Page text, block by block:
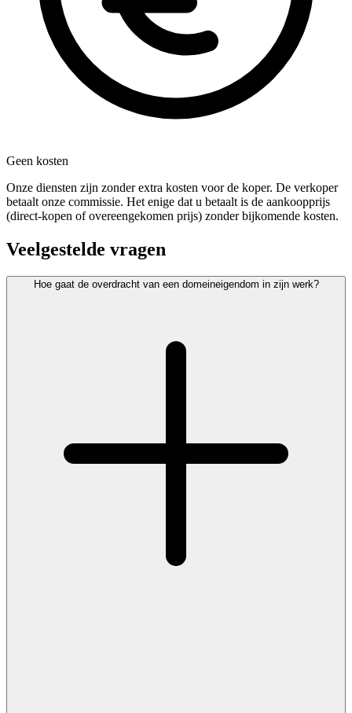
Geen kosten
Onze diensten zijn zonder extra kosten voor de koper. De verkoper
betaalt onze commissie. Het enige dat u betaalt is de aankoopprijs
(direct-kopen of overeengekomen prijs) zonder bijkomende kosten.
Veelgestelde vragen
Hoe gaat de overdracht van een domeineigendom in zijn werk?